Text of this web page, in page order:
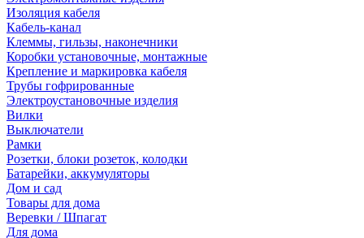
Изоляция кабеля
Кабель-канал
Клеммы, гильзы, наконечники
Коробки установочные, монтажные
Крепление и маркировка кабеля
Трубы гофрированные
Электроустановочные изделия
Вилки
Выключатели
Рамки
Розетки, блоки розеток, колодки
Батарейки, аккумуляторы
Дом и сад
Товары для дома
Веревки / Шпагат
Для дома